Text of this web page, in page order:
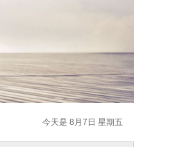
今天是 8月7日 星期五